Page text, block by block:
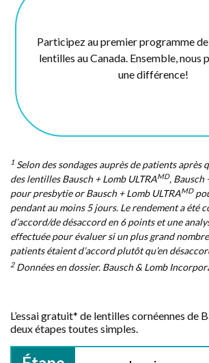
Participez au premier programme
lentilles au Canada. Ensemble, nous
une différence!
1 Selon des sondages auprès de patients après
des lentilles Bausch + Lomb ULTRAMD, Bausch
pour presbytie or Bausch + Lomb ULTRAMD
pendant au moins 5 jours. Le rendement a été
d’accord/de désaccord en 6 points et une
effectuée pour évaluer si un plus grand
patients étaient d’accord plutôt qu’en
2Données en dossier. Bausch & Lomb
L’essai gratuit* de lentilles cornéennes de
deux étapes toutes simples.